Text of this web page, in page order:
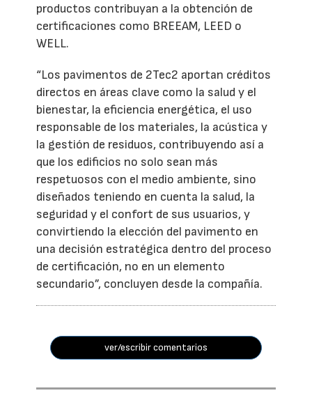
productos contribuyan a la obtención de
certificaciones como BREEAM, LEED o
WELL.
“Los pavimentos de 2Tec2 aportan créditos
directos en áreas clave como la salud y el
bienestar, la eficiencia energética, el uso
responsable de los materiales, la acústica y
la gestión de residuos, contribuyendo así a
que los edificios no solo sean más
respetuosos con el medio ambiente, sino
diseñados teniendo en cuenta la salud, la
seguridad y el confort de sus usuarios, y
convirtiendo la elección del pavimento en
una decisión estratégica dentro del proceso
de certificación, no en un elemento
secundario”, concluyen desde la compañía.
ver/escribir comentarios